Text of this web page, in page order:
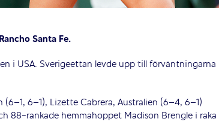
Santa Fe.
i USA. Sverigeettan levde upp till förväntningarna
6–1), Lizette Cabrera, Australien (6–4, 6–1)
88-rankade hemmahoppet Madison Brengle i raka